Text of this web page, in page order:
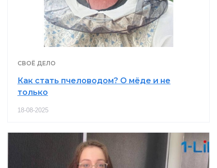
СВОЁ ДЕЛО
Как стать пчеловодом? О мёде и не
только
18-08-2025